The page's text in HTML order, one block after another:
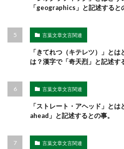
「geographics」と記述すると
言葉文章文言関連
「きてれつ（キテレツ）」と
は？漢字で「奇天烈」と記述す
言葉文章文言関連
「ストレート・アヘッド」と
ahead」と記述するとの事。
言葉文章文言関連